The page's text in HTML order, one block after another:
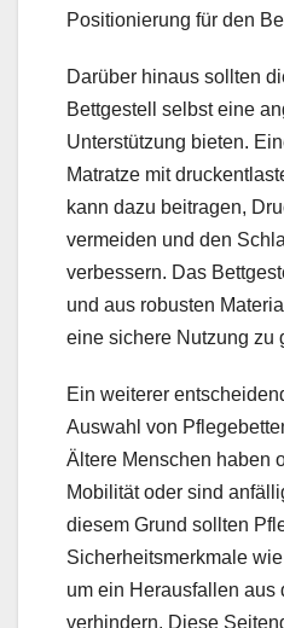
Positionierung für den
Darüber hinaus sollten
Bettgestell selbst eine
Unterstützung bieten.
Matratze mit
kann dazu beitragen,
vermeiden und den
verbessern. Das
und aus robusten
eine sichere Nutzung zu
Ein weiterer
Auswahl von
Ältere Menschen haben
Mobilität oder sind
diesem Grund sollten
Sicherheitsmerkmale
um ein Herausfallen aus
verhindern. Diese